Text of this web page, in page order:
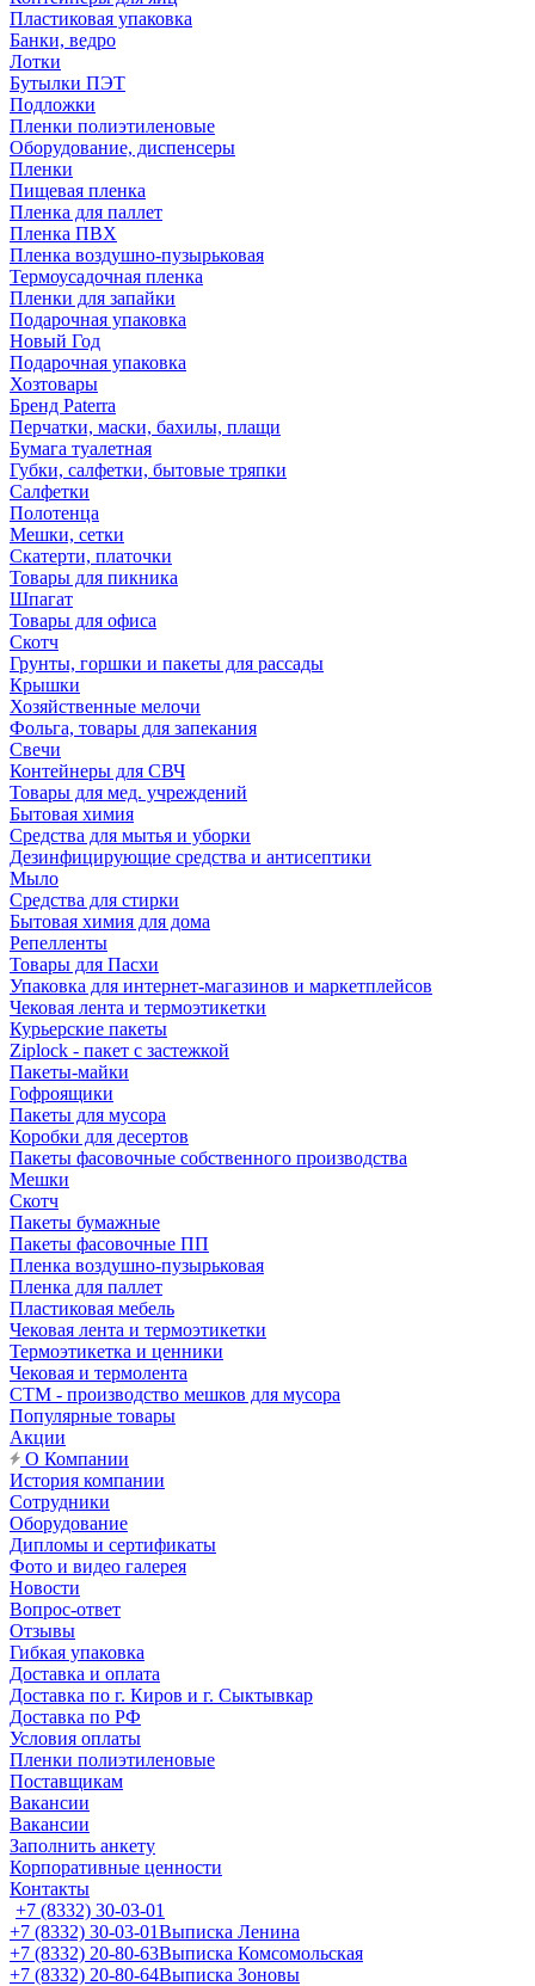
Пластиковая упаковка
Банки, ведро
Лотки
Бутылки ПЭТ
Подложки
Пленки полиэтиленовые
Оборудование, диспенсеры
Пленки
Пищевая пленка
Пленка для паллет
Пленка ПВХ
Пленка воздушно-пузырьковая
Термоусадочная пленка
Пленки для запайки
Подарочная упаковка
Новый Год
Подарочная упаковка
Хозтовары
Бренд Paterra
Перчатки, маски, бахилы, плащи
Бумага туалетная
Губки, салфетки, бытовые тряпки
Салфетки
Полотенца
Мешки, сетки
Скатерти, платочки
Товары для пикника
Шпагат
Товары для офиса
Скотч
Грунты, горшки и пакеты для рассады
Крышки
Хозяйственные мелочи
Фольга, товары для запекания
Свечи
Контейнеры для СВЧ
Товары для мед. учреждений
Бытовая химия
Средства для мытья и уборки
Дезинфицирующие средства и антисептики
Мыло
Средства для стирки
Бытовая химия для дома
Репелленты
Товары для Пасхи
Упаковка для интернет-магазинов и маркетплейсов
Чековая лента и термоэтикетки
Курьерские пакеты
Ziplock - пакет с застежкой
Пакеты-майки
Гофроящики
Пакеты для мусора
Коробки для десертов
Пакеты фасовочные собственного производства
Мешки
Скотч
Пакеты бумажные
Пакеты фасовочные ПП
Пленка воздушно-пузырьковая
Пленка для паллет
Пластиковая мебель
Чековая лента и термоэтикетки
Термоэтикетка и ценники
Чековая и термолента
СТМ - производство мешков для мусора
Популярные товары
Акции
О Компании
История компании
Сотрудники
Оборудование
Дипломы и сертификаты
Фото и видео галерея
Новости
Вопрос-ответ
Отзывы
Гибкая упаковка
Доставка и оплата
Доставка по г. Киров и г. Сыктывкар
Доставка по РФ
Условия оплаты
Пленки полиэтиленовые
Поставщикам
Вакансии
Вакансии
Заполнить анкету
Корпоративные ценности
Контакты
+7 (8332) 30-03-01
+7 (8332) 30-03-01Выписка Ленина
+7 (8332) 20-80-63Выписка Комсомольская
+7 (8332) 20-80-64Выписка Зоновы